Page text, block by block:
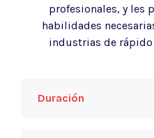
profesionales, y les
habilidades
industrias de
Duración